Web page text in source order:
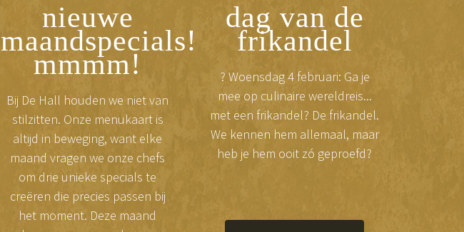
nieuwe
maandspecials!
mmmm!
Bij De Hall houden we niet van
stilzitten. Onze menukaart is
altijd in beweging, want elke
maand vragen we onze chefs
om drie unieke specials te
creëren die precies passen bij
het moment. Deze maand
dag van de
frikandel
? Woensdag 4 februari: Ga je
mee op culinaire wereldreis...
met een frikandel? De frikandel.
We kennen hem allemaal, maar
heb je hem ooit zó geproefd?